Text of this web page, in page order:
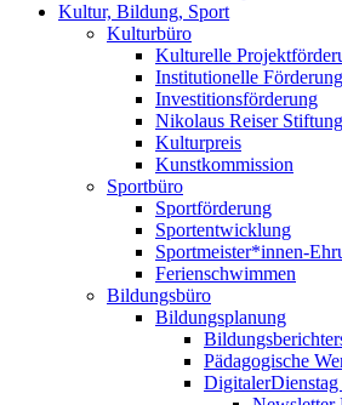
Kultur, Bildung, Sport
Kulturbüro
Kulturelle
Institutionelle Förderung
Investitionsförderung
Nikolaus Reiser Stiftung
Kulturpreis
Kunstkommission
Sportbüro
Sportförderung
Sportentwicklung
Sportmeister*innen-
Ferienschwimmen
Bildungsbüro
Bildungsplanung
Pädagogische